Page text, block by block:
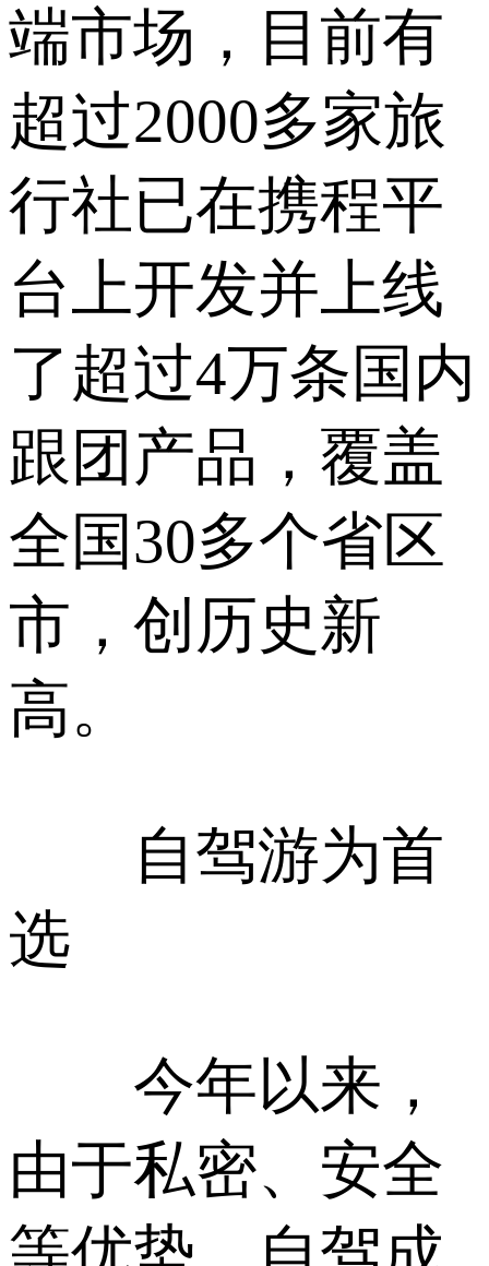
端市场，目前有
超过2000多家旅
行社已在携程平
台上开发并上线
了超过4万条国内
跟团产品，覆盖
全国30多个省区
市，创历史新
高。
自驾游为首
选
今年以来，
由于私密、安全